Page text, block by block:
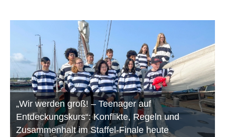
„Wir werden groß! – Teenager auf
Entdeckungskurs“: Konflikte, Regeln und
Zusammenhalt im Staffel-Finale heute